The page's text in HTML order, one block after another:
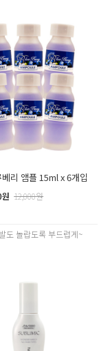
리 앰플 15ml x 6개입
12,000원
도 놀랍도록 부드럽게~